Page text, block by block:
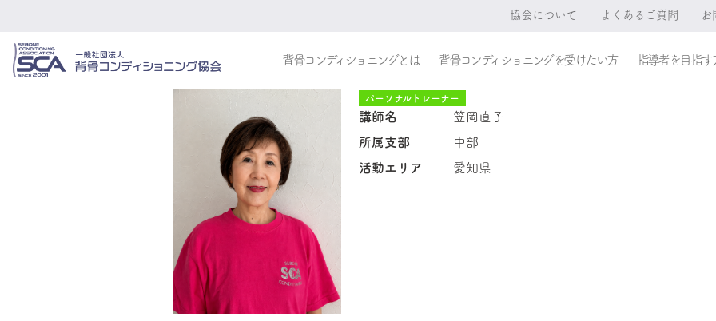
協会について よくあるご質問 お
背骨コンディショニングとは 背骨コンディショニングを受けたい方 指導者を目指す
パーソナルトレーナー
講師名
笠岡直子
所属支部
中部
活動エリア
愛知県